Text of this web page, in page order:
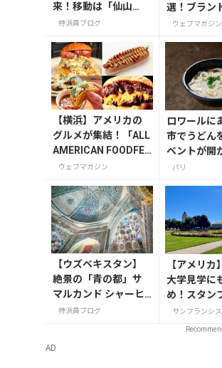
来！移動は「仙山
線」と「高速バス」
特派員ブログ
選！ブラン
ーのお菓子
ウェブマガジン
【横浜】アメリカの
グルメが集結！「ALL
AMERICAN FOODFES
TIVAL ’25」が11月15
ウェブマガジン
ロワールに
市でうどん
ベントが開
パリ
【ウズベキスタン】
絶景の「青の都」サ
マルカンド シャーヒ
ズィンダ廟群を歩く
特派員ブログ
【アメリカ
大学見学に
め！スタン
学とUCバ
日で巡る
サンフランシ
AD